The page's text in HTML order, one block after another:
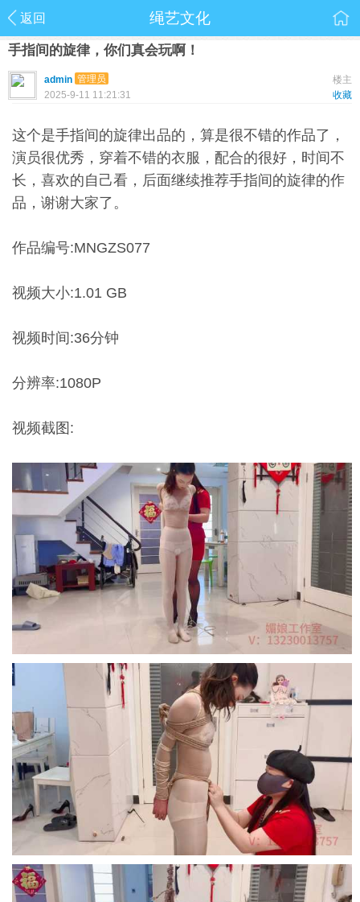
返回 绳艺文化
手指间的旋律，你们真会玩啊！
楼主
admin 管理员
收藏
2025-9-11 11:21:31
这个是手指间的旋律出品的，算是很不错的作品了，
演员很优秀，穿着不错的衣服，配合的很好，时间不
长，喜欢的自己看，后面继续推荐手指间的旋律的作
品，谢谢大家了。
作品编号:MNGZS077
视频大小:1.01 GB
视频时间:36分钟
分辨率:1080P
视频截图: